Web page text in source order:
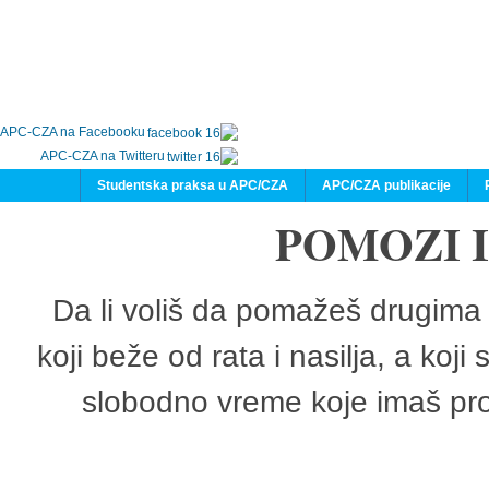
APC-CZA na Facebooku
APC-CZA na Twitteru
APC/CZA publikacije
Studentska praksa u APC/CZA
POMOZI
Da li voliš da pomažeš
koji beže od rata i nasilja, a koji
slobodno vreme koje imaš